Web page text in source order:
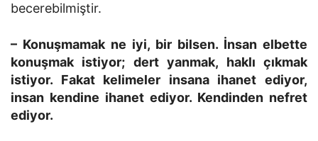
becerebilmiştir.
– Konuşmamak ne iyi, bir bilsen. İnsan elbette
konuşmak istiyor; dert yanmak, haklı çıkmak
istiyor. Fakat kelimeler insana ihanet ediyor,
insan kendine ihanet ediyor. Kendinden nefret
ediyor.